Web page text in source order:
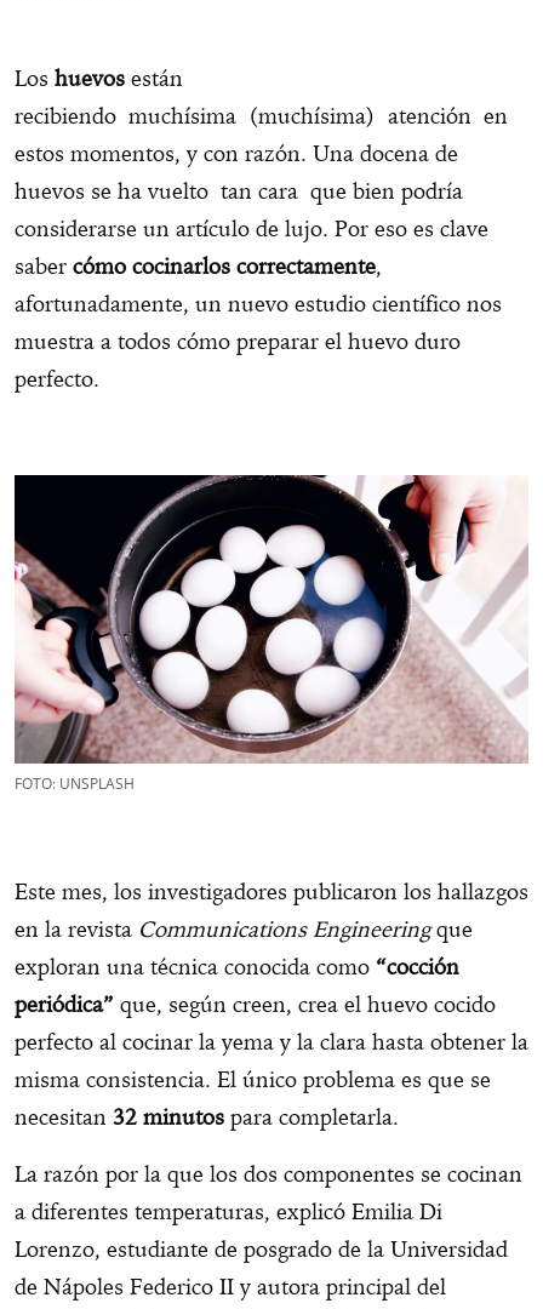
Los huevos están
recibiendo muchísima (muchísima) atención en
estos momentos, y con razón. Una docena de
huevos se ha vuelto tan cara que bien podría
considerarse un artículo de lujo. Por eso es clave
saber cómo cocinarlos correctamente,
afortunadamente, un nuevo estudio científico nos
muestra a todos cómo preparar el huevo duro
perfecto.
FOTO: UNSPLASH
Este mes, los investigadores publicaron los hallazgos
en la revista Communications Engineeringque
exploran una técnica conocida como “cocción
periódica” que, según creen, crea el huevo cocido
perfecto al cocinar la yema y la clara hasta obtener la
misma consistencia. El único problema es que se
necesitan 32 minutos para completarla.
La razón por la que los dos componentes se cocinan
a diferentes temperaturas, explicó Emilia Di
Lorenzo, estudiante de posgrado de la Universidad
de Nápoles Federico II y autora principal del